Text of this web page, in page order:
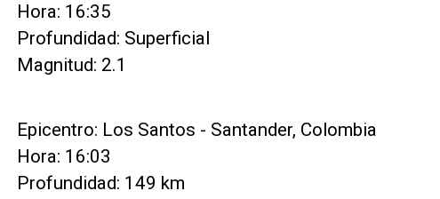
Hora: 16:35
Profundidad: Superficial
Magnitud: 2.1
Epicentro: Los Santos - Santander, Colombia
Hora: 16:03
Profundidad: 149 km